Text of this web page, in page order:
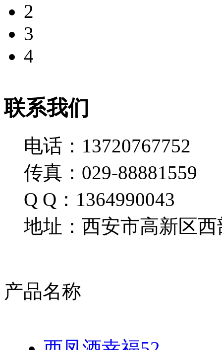
2
3
4
联系我们
电话：13720767752
传真：029-88881559
Q Q：1364990043
地址：西安市高新区西
产品名称